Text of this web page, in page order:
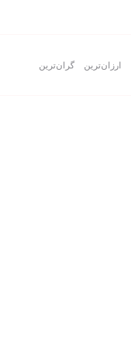
ارزان‌ترین گران‌ترین